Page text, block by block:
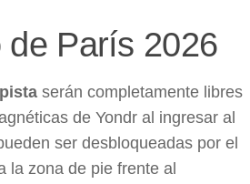
de París 2026
pista serán completamente libres
de Yondr al ingresar al
ser desbloqueadas por el
la zona de pie frente al